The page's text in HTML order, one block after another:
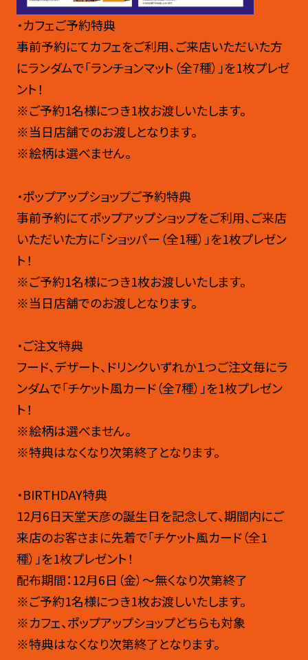
・カフェご予約特典
事前予約にてカフェをご利用、ご来店いただいた方
にランダムで「ランチョンマット（全7種）」を1枚プレゼ
ント！
※ご予約1名様につき1枚お渡しいたします。
※当日店舗でのお渡しとなります。
※絵柄は選べません。
・ポップアップショップご予約特典
事前予約にてポップアップショップをご利用、ご来店
いただいた方に「ショッパー（全1種）」を1枚プレゼン
ト！
※ご予約1名様につき1枚お渡しいたします。
※当日店舗でのお渡しとなります。
・ご注文特典
フード、デザート、ドリンクいずれか１つご注文毎にラ
ンダムで「チケット風カード（全7種）」を1枚プレゼン
ト！
※絵柄は選べません。
※特典はなくなり次第終了となります。
・BIRTHDAY特典
12月6日天堂天彦の誕生日を記念して、期間内にご
来店のお客さまに先着で「チケット風カード（全1
種）」を1枚プレゼント！
配布期間：12月6日（金）～無くなり次第終了
※ご予約1名様につき1枚お渡しいたします。
※カフェ、ポップアップショップどちらも対象
※特典はなくなり次第終了となります。